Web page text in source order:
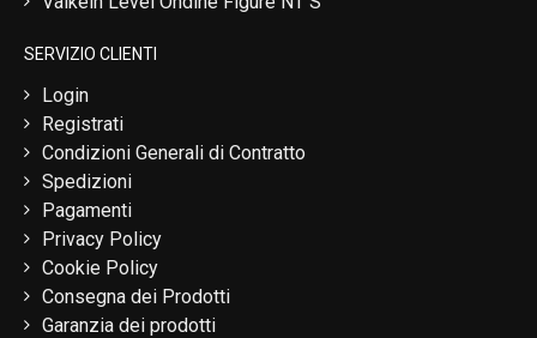
SERVIZIO CLIENTI
Login
Registrati
Condizioni Generali di Contratto
Spedizioni
Pagamenti
Privacy Policy
Cookie Policy
Consegna dei Prodotti
Garanzia dei prodotti